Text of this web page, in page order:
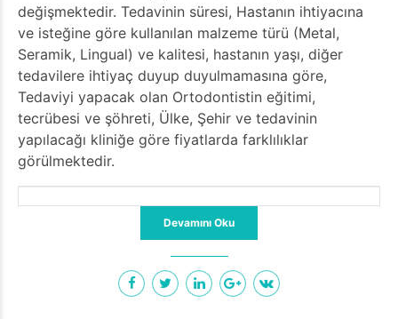
değişmektedir. Tedavinin süresi, Hastanın ihtiyacına
ve isteğine göre kullanılan malzeme türü (Metal,
Seramik, Lingual) ve kalitesi, hastanın yaşı, diğer
tedavilere ihtiyaç duyup duyulmamasına göre,
Tedaviyi yapacak olan Ortodontistin eğitimi,
tecrübesi ve şöhreti, Ülke, Şehir ve tedavinin
yapılacağı kliniğe göre fiyatlarda farklılıklar
görülmektedir.
Devamını Oku